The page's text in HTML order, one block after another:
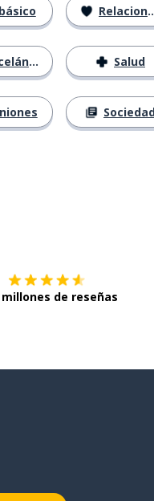
Relaciones
Salud
millones de reseñas